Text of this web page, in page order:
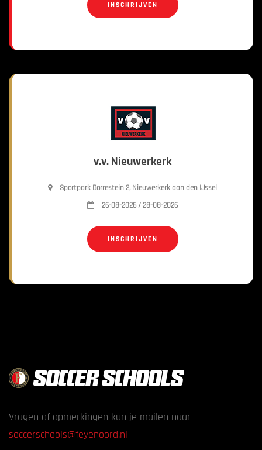
INSCHRIJVEN
v.v. Nieuwerkerk
Sportpark Dorrestein 2, Nieuwerkerk aan den IJssel
26-08-2026 / 28-08-2026
INSCHRIJVEN
Vragen of opmerkingen kun je mailen naar
soccerschools@feyenoord.nl